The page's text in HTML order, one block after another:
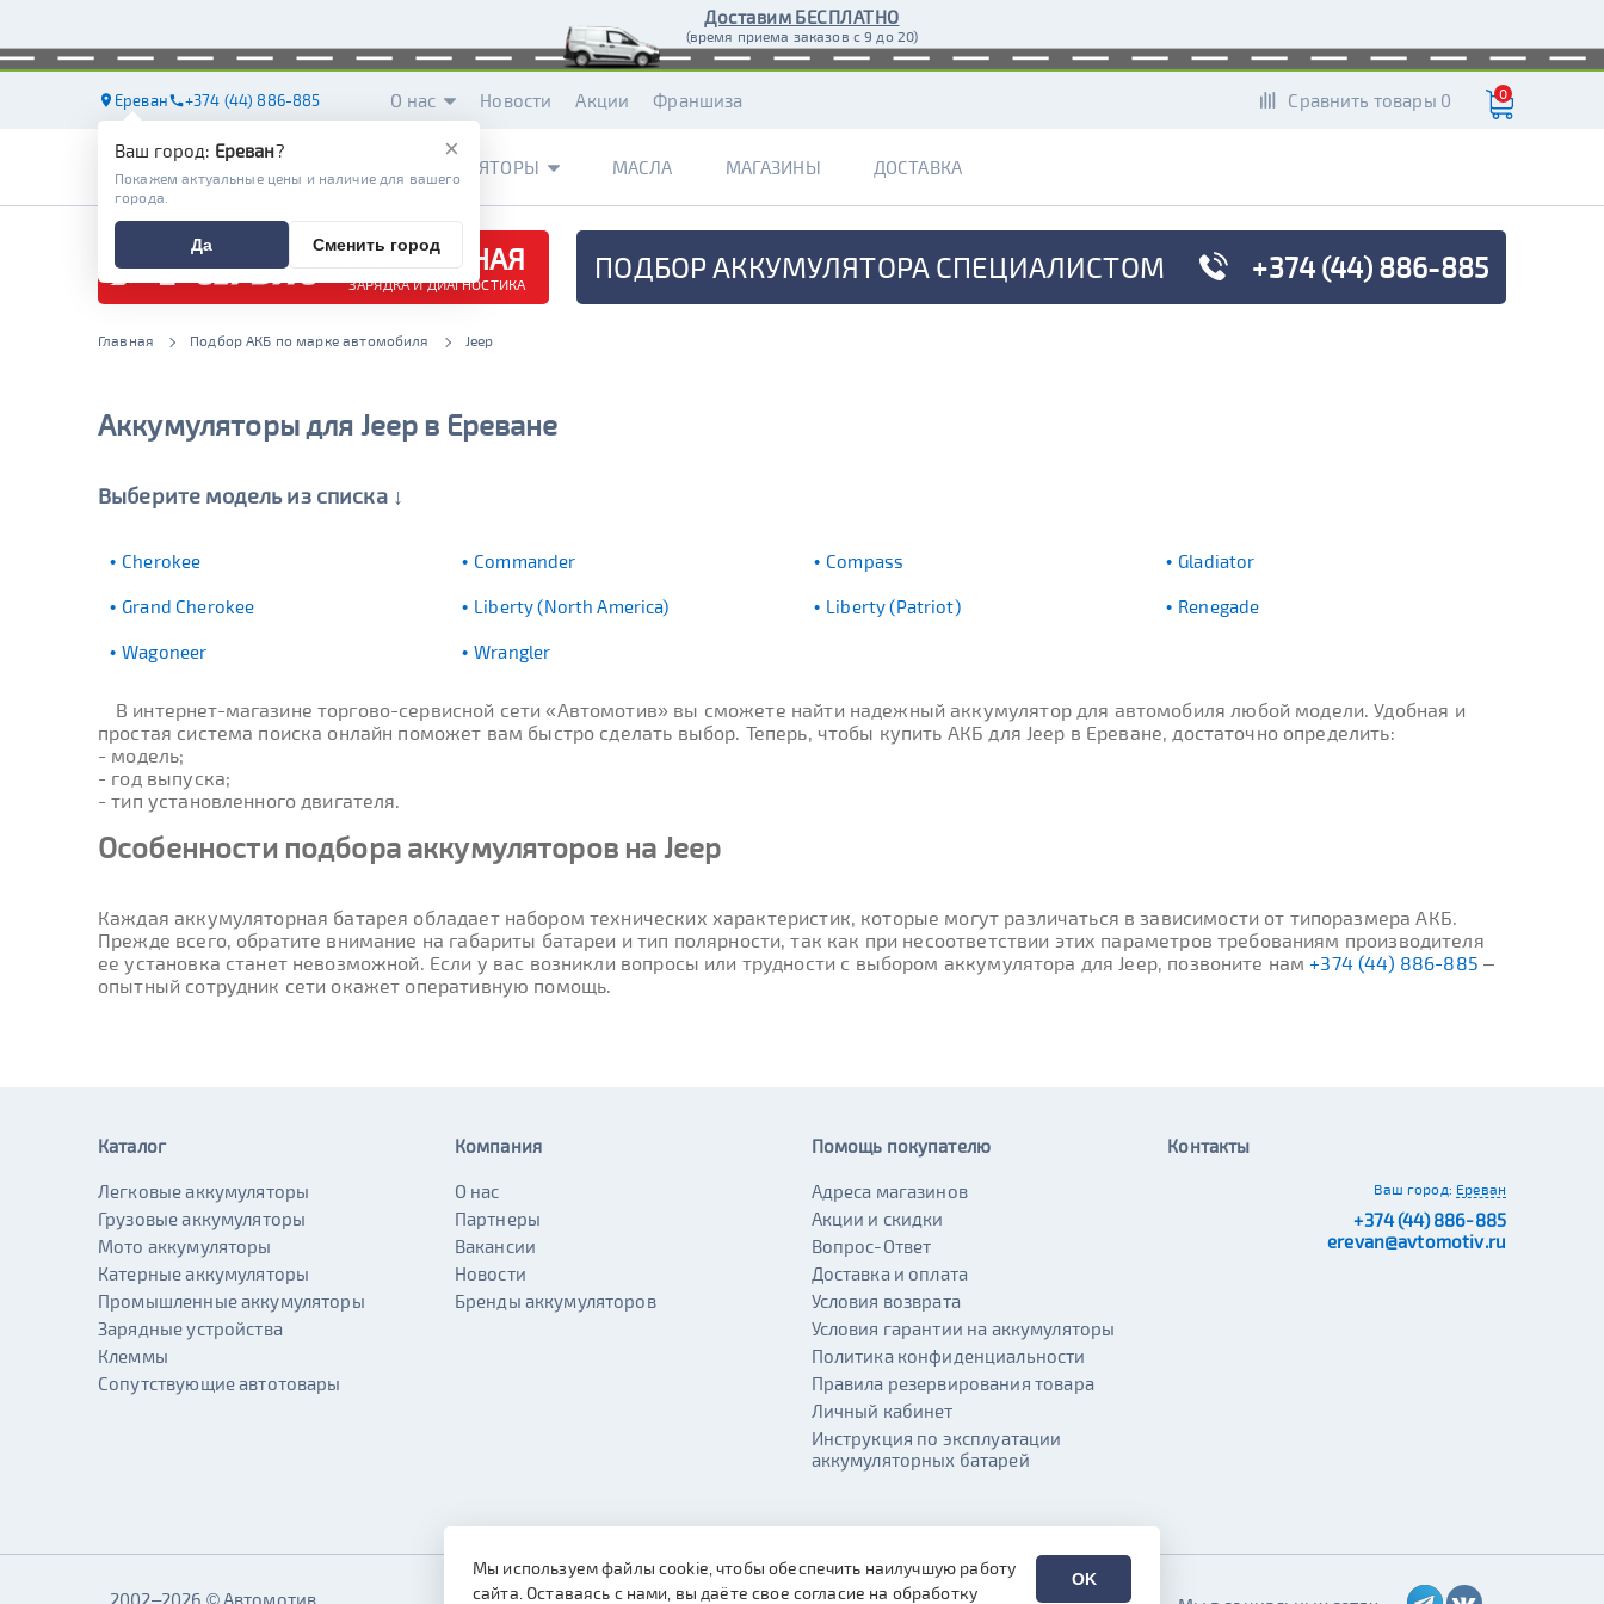
Доставим БЕСПЛАТНО
(время приема заказов с 9 до 20)
Ереван +374 (44) 886-885 О нас Новости Акции Франшиза Сравнить товары 0 0
АККУМУЛЯТОРЫ МАСЛА МАГАЗИНЫ ДОСТАВКА
БЕСПЛАТНАЯ
ЗАРЯДКА И ДИАГНОСТИКА ПОДБОР АККУМУЛЯТОРА СПЕЦИАЛИСТОМ +374 (44) 886-885
Главная Подбор АКБ по марке автомобиля Jeep
Аккумуляторы для Jeep в Ереване
Выберите модель из списка ↓
Cherokee Commander Compass Gladiator
Grand Cherokee Liberty (North America) Liberty (Patriot) Renegade
Wagoneer Wrangler
В интернет-магазине торгово-сервисной сети «Автомотив» вы сможете найти надежный аккумулятор для автомобиля любой модели. Удобная и
простая система поиска онлайн поможет вам быстро сделать выбор. Теперь, чтобы купить АКБ для Jeep в Ереване, достаточно определить:
- модель;
- год выпуска;
- тип установленного двигателя.
Особенности подбора аккумуляторов на Jeep
Каждая аккумуляторная батарея обладает набором технических характеристик, которые могут различаться в зависимости от типоразмера АКБ.
Прежде всего, обратите внимание на габариты батареи и тип полярности, так как при несоответствии этих параметров требованиям производителя
ее установка станет невозможной. Если у вас возникли вопросы или трудности с выбором аккумулятора для Jeep, позвоните нам+374 (44) 886-885 –
опытный сотрудник сети окажет оперативную помощь.
×
Ваш город: Ереван?
Покажем актуальные цены и наличие для вашего
города.
Да Сменить город
Каталог
Легковые аккумуляторы
Грузовые аккумуляторы
Мото аккумуляторы
Катерные аккумуляторы
Промышленные аккумуляторы
Зарядные устройства
Клеммы
Сопутствующие автотовары
Компания
О нас
Партнеры
Вакансии
Новости
Бренды аккумуляторов
Помощь покупателю
Адреса магазинов
Акции и скидки
Вопрос-Ответ
Доставка и оплата
Условия возврата
Условия гарантии на аккумуляторы
Политика конфиденциальности
Правила резервирования товара
Личный кабинет
Инструкция по эксплуатации
аккумуляторных батарей
Контакты
Ваш город: Ереван
+374 (44) 886-885
erevan@avtomotiv.ru
2002–2026 © Автомотив
Мы используем файлы cookie, чтобы обеспечить наилучшую работу
сайта. Оставаясь с нами, вы даёте свое согласие на обработку
OK